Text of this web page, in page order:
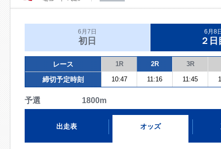
6月7日
初日
6月8
２日
レース 1R 2R 3R
締切予定時刻 10:47 11:16 11:45
予選 1800m
出走表 オッズ